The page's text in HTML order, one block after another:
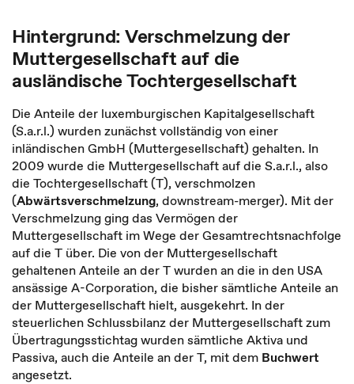
Hintergrund: Verschmelzung der
Muttergesellschaft auf die
ausländische Tochtergesellschaft
Die Anteile der luxemburgischen Kapitalgesellschaft
(S.a.r.l.) wurden zunächst vollständig von einer
inländischen GmbH (Muttergesellschaft) gehalten. In
2009 wurde die Muttergesellschaft auf die S.a.r.l., also
die Tochtergesellschaft (T), verschmolzen
(Abwärtsverschmelzung, downstream-merger). Mit der
Verschmelzung ging das Vermögen der
Muttergesellschaft im Wege der Gesamtrechtsnachfolge
auf die T über. Die von der Muttergesellschaft
gehaltenen Anteile an der T wurden an die in den USA
ansässige A-Corporation, die bisher sämtliche Anteile an
der Muttergesellschaft hielt, ausgekehrt. In der
steuerlichen Schlussbilanz der Muttergesellschaft zum
Übertragungsstichtag wurden sämtliche Aktiva und
Passiva, auch die Anteile an der T, mit dem Buchwert
angesetzt.